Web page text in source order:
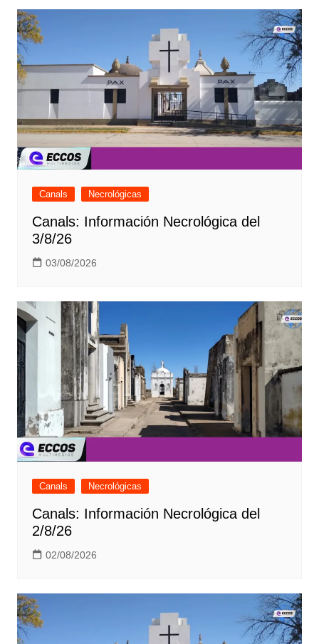
Canals Necrológicas
Canals: Información Necrológica del
3/8/26
03/08/2026
Canals Necrológicas
Canals: Información Necrológica del
2/8/26
02/08/2026